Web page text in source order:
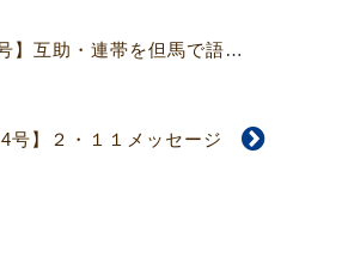
【4644号】互助・連帯を但馬で語り合おう 兵庫教区信徒大会2007を開催
号】２・１１メッセージ